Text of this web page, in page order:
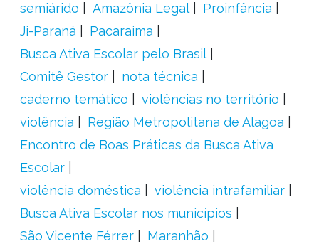
semiárido
Amazônia Legal
Proinfância
Ji-Paraná
Pacaraima
Busca Ativa Escolar pelo Brasil
Comitê Gestor
nota técnica
caderno temático
violências no território
violência
Região Metropolitana de Alagoa
Encontro de Boas Práticas da Busca Ativa
Escolar
violência doméstica
violência intrafamiliar
Busca Ativa Escolar nos municípios
São Vicente Férrer
Maranhão